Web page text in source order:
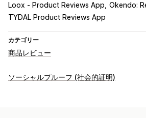
Loox ‑ Product Reviews App Okendo:
TYDAL Product Reviews App
カテゴリー
商品レビュー
表示オプション
ソーシャルプルーフ (社会的証明)